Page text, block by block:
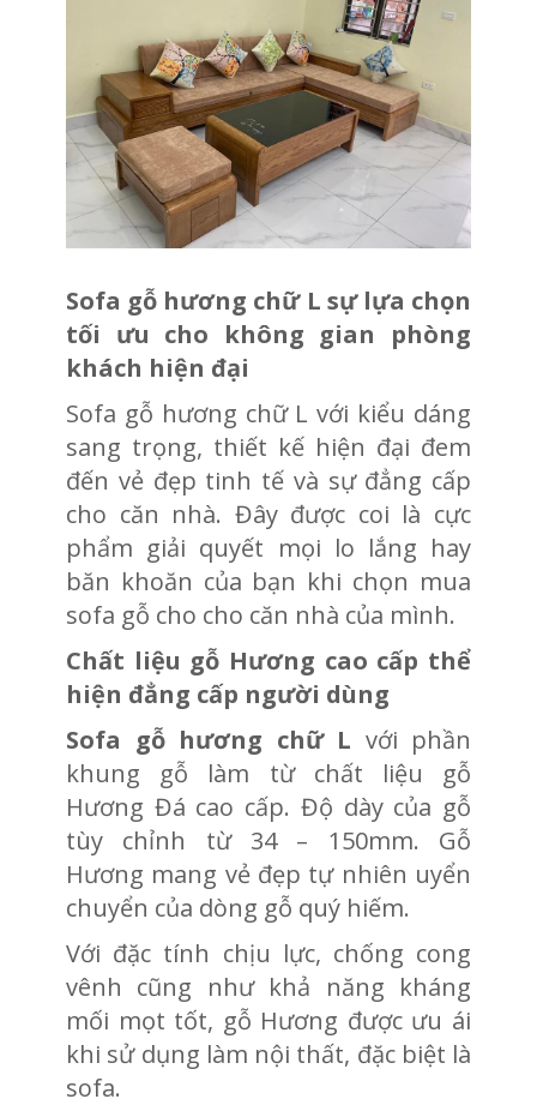
Sofa gỗ hương chữ L sự lựa chọn
tối ưu cho không gian phòng
khách hiện đại
Sofa gỗ hương chữ L với kiểu dáng
sang trọng, thiết kế hiện đại đem
đến vẻ đẹp tinh tế và sự đẳng cấp
cho căn nhà. Đây được coi là cực
phẩm giải quyết mọi lo lắng hay
băn khoăn của bạn khi chọn mua
sofa gỗ cho cho căn nhà của mình.
Chất liệu gỗ Hương cao cấp thể
hiện đẳng cấp người dùng
Sofa gỗ hương chữ L với phần
khung gỗ làm từ chất liệu gỗ
Hương Đá cao cấp. Độ dày của gỗ
tùy chỉnh từ 34 – 150mm. Gỗ
Hương mang vẻ đẹp tự nhiên uyển
chuyển của dòng gỗ quý hiếm.
Với đặc tính chịu lực, chống cong
vênh cũng như khả năng kháng
mối mọt tốt, gỗ Hương được ưu ái
khi sử dụng làm nội thất, đặc biệt là
sofa.